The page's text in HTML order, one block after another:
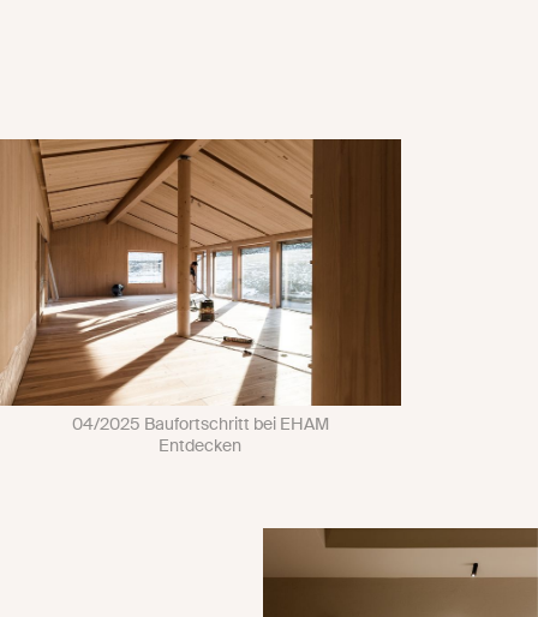
04/2025 Baufortschritt bei EHAM
Entdecken